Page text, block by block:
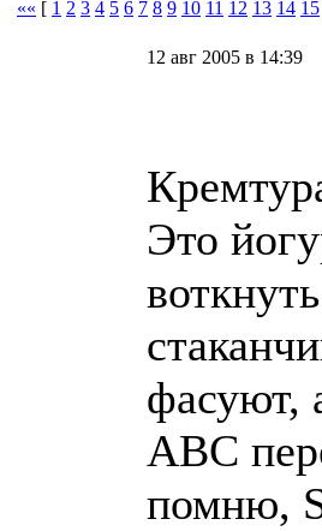
«« [ 1 2 3 4 5 6 7 8 9 10 11 12 13 14 15
12 авг 2005 в 14:39
Это
фасуют,
АВС
помню,